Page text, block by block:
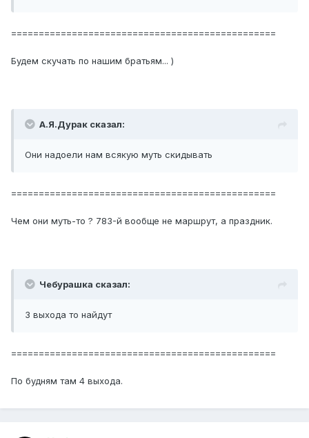
================================================
Будем скучать по нашим братьям... )
А.Я.Дурак сказал:
Они надоели нам всякую муть скидывать
================================================
Чем они муть-то ? 783-й вообще не маршрут, а праздник.
Чебурашка сказал:
3 выхода то найдут
================================================
По будням там 4 выхода.